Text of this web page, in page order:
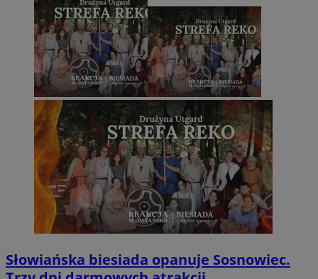
Słowiańska biesiada opanuje Sosnowiec.